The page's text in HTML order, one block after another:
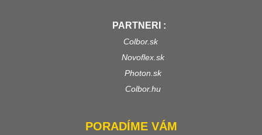
PARTNERI :
Colbor.sk
Novoflex.sk
Photon.sk
Colbor.hu
PORADÍME VÁM